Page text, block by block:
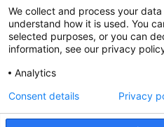
935 120 481
@CGTCatalunya
We collect and process your
understand how it is used. You
selected purposes, or you can
information, see our privacy
Analytics
Consent details Privacy